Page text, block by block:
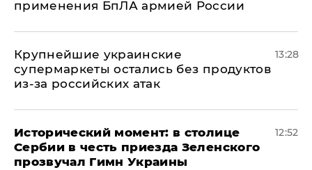
применения БпЛА армией России
Крупнейшие украинские
супермаркеты остались без продуктов
из-за российских атак
13:28
Исторический момент: в столице
Сербии в честь приезда Зеленского
прозвучал Гимн Украины
12:52